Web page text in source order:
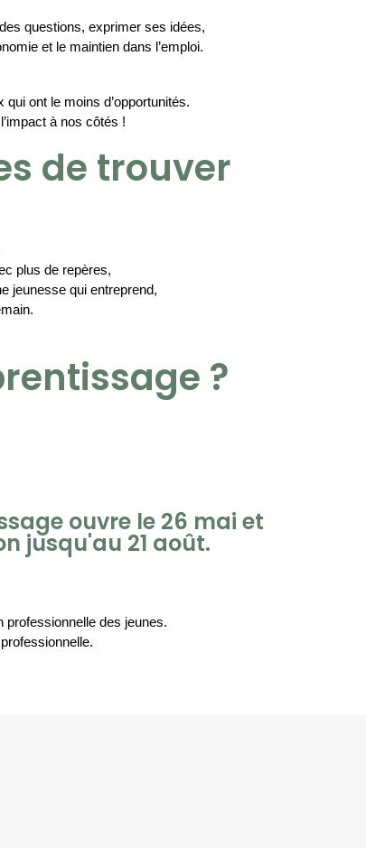
questions, exprimer ses idées,
et le maintien dans l’emploi.
ont le moins d’opportunités.
à nos côtés !
de trouver
plus de repères,
jeunesse qui entreprend,
?
ouvre le 26 mai et
jusqu'au 21 août.
professionnelle des jeunes.